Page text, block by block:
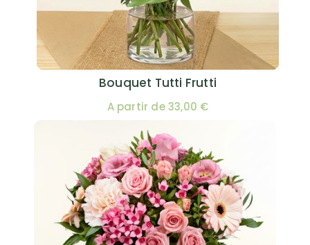
Bouquet Tutti Frutti
A partir de 33,00 €